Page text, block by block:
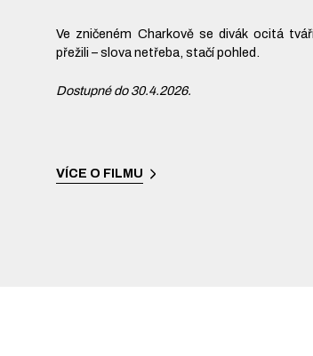
Ve zničeném Charkově se divák ocitá
přežili – slova netřeba, stačí pohled.
Dostupné do 30.4.2026.
VÍCE O FILMU